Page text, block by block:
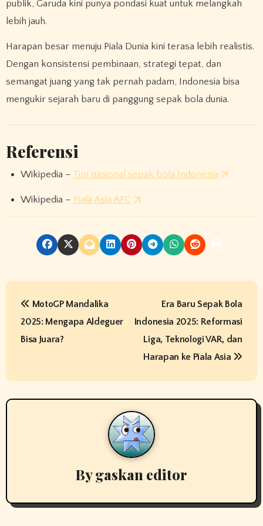
publik, Garuda kini punya pondasi kuat untuk melangkah
lebih jauh.
Harapan besar menuju Piala Dunia kini terasa lebih realistis.
Dengan konsistensi pembinaan, strategi tepat, dan
semangat juang yang tak pernah padam, Indonesia bisa
mengukir sejarah baru di panggung sepak bola dunia.
Referensi
Wikipedia – Tim nasional sepak bola Indonesia
Wikipedia – Piala Asia AFC
P
n
a
a
MotoGP Mandalika
2025: Mengapa Aldeguer
Bisa Juara?
Era Baru Sepak Bola
Indonesia 2025: Reformasi
Liga, Teknologi VAR, dan
Harapan ke Piala Asia
Bygaskan editor